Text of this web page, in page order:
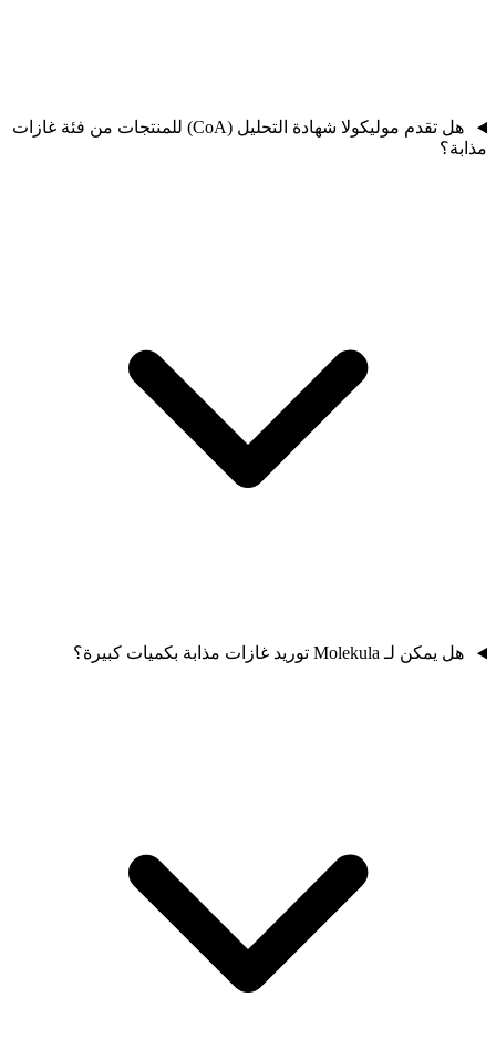
هل تقدم موليكولا شهادة التحليل (CoA) للمنتجات من فئة غازات
مذابة؟
هل يمكن لـ Molekula توريد غازات مذابة بكميات كبيرة؟